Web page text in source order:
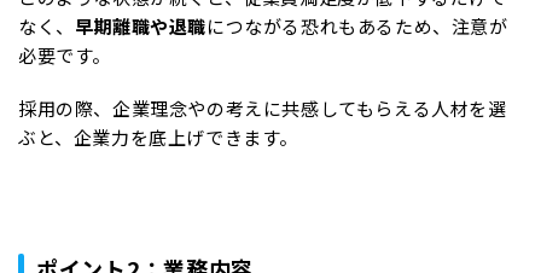
なく、 早期離職や退職につながる恐れもあるため、注意が
必要です。
採用の際、企業理念やの考えに共感してもらえる人材を選
ぶと、企業力を底上げできます。